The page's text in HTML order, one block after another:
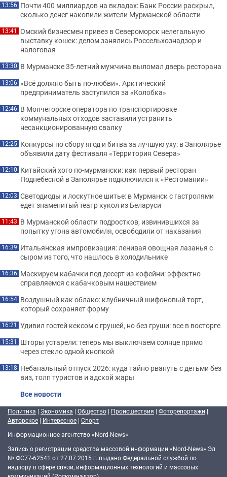
13:56 Почти 400 миллиардов на вкладах: Банк России раскрыл,
сколько денег накопили жители Мурманской области
13:41 Омский бизнесмен привез в Североморск нелегальную
выставку кошек: делом занялись Россельхознадзор и
налоговая
13:30 В Мурманске 35-летний мужчина выломал дверь ресторана
13:06 «Всё должно быть по-любви». Арктический
предприниматель заступился за «Колобка»
12:46 В Мончегорске оператора по транспортировке
коммунальных отходов заставили устранить
несанкционированную свалку
12:25 Конкурсы по сбору ягод и битва за лучшую уху: в Заполярье
объявили дату фестиваля «Территория Севера»
12:10 Китайский хого по-мурмански: как первый ресторан
Поднебесной в Заполярье подключился к «Рестомании»
12:03 Светодиоды и лоскутное шитье: в Мурманск с гастролями
едет знаменитый театр кукол из Беларуси
11:43 В Мурманской области подростков, извинившихся за
попытку угона автомобиля, освободили от наказания
16:39 Итальянская импровизация: ленивая овощная лазанья с
сыром из того, что нашлось в холодильнике
16:36 Маскируем кабачки под десерт из кофейни: эффектно
справляемся с кабачковым нашествием
16:54 Воздушный как облако: клубничный шифоновый торт,
который сохраняет форму
16:21 Удивил гостей кексом с грушей, но без груши: все в восторге
15:31 Шторы устарели: теперь мы выключаем солнце прямо
через стекло одной кнопкой
13:18 Небанальный отпуск 2026: куда тайно рвануть с детьми без
виз, толп туристов и адской жары
Все новости
Политика | Экономика | Общество | Происшествия | Фоторепортажи |
Авторское | Интересное | Спорт
Информационное агентство «Nord-News»
Запись о регистрации средства массовой информации «Nord-News» Эл
№ ФС77-62541 от 27.07.2015 г. выдано Федеральной службой по
надзору в сфере связи, информационных технологий и массовых